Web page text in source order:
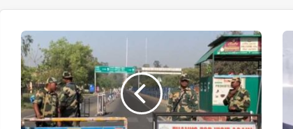
پاکستانیوں
کی
واپسی
کی
کل
آخری
تاریخ،